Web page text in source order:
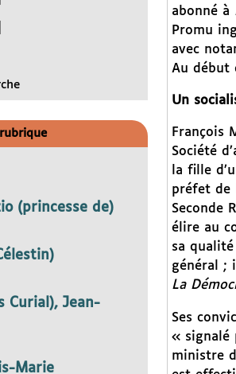
abonné à
Promu
avec
Au début
Un
François
Société
la fille
préfet de
Seconde
élire au
sa
général ;
La
Ses
« signalé
ministre
(princesse de)
Curial), Jean-
Marie